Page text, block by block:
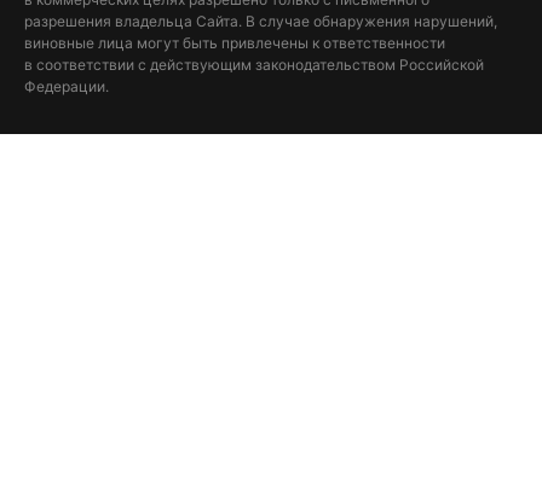
разрешения владельца Сайта. В случае обнаружения нарушений,
виновные лица могут быть привлечены к ответственности
в соответствии с действующим законодательством Российской
Федерации.